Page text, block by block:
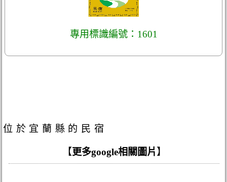
專用標識編號：1601
位於宜蘭縣的民宿
【更多google相關圖片 】